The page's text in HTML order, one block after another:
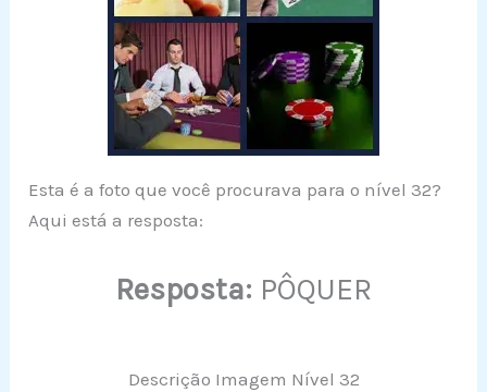
Esta é a foto que você procurava para o nível 32?
Aqui está a resposta:
Resposta: PÔQUER
Descrição Imagem Nível 32